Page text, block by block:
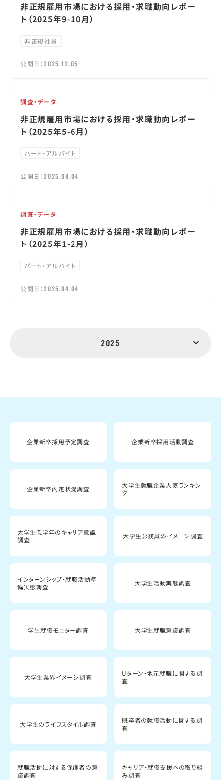
非正規雇用市場における採用・求職動向レポー
ト（2025年9-10月）
非正規社員
公開日：2025.12.05
調査・データ
非正規雇用市場における採用・求職動向レポー
ト（2025年5-6月）
パート・アルバイト
公開日：2025.08.04
調査・データ
非正規雇用市場における採用・求職動向レポー
ト（2025年1-2月）
パート・アルバイト
公開日：2025.04.04
2025
企業新卒採用予定調査 企業新卒採用活動調査
企業新卒内定状況調査
大学生就職企業人気ランキン
グ
大学生低学年のキャリア意識
調査
大学生公務員のイメージ調査
インターンシップ・就職活動準
備実態調査
大学生活動実態調査
学生就職モニター調査 大学生就職意識調査
大学生業界イメージ調査
Uターン・地元就職に関する調
査
大学生のライフスタイル調査
既卒者の就職活動に関する調
査
就職活動に対する保護者の意
識調査
キャリア・就職支援への取り組
み調査